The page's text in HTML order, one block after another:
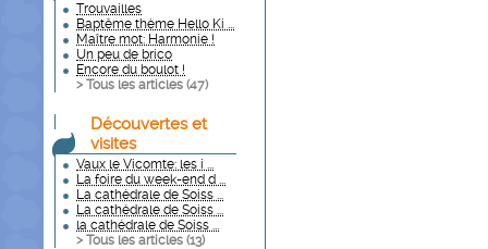
Trouvailles
Baptême thème Hello Ki ...
Maître mot: Harmonie !
Un peu de brico
Encore du boulot !
> Tous les articles (47)
Découvertes et
visites
Vaux le Vicomte: les i ...
La foire du week-end d ...
La cathédrale de Soiss ...
La cathédrale de Soiss ...
la cathédrale de Soiss ...
> Tous les articles (13)